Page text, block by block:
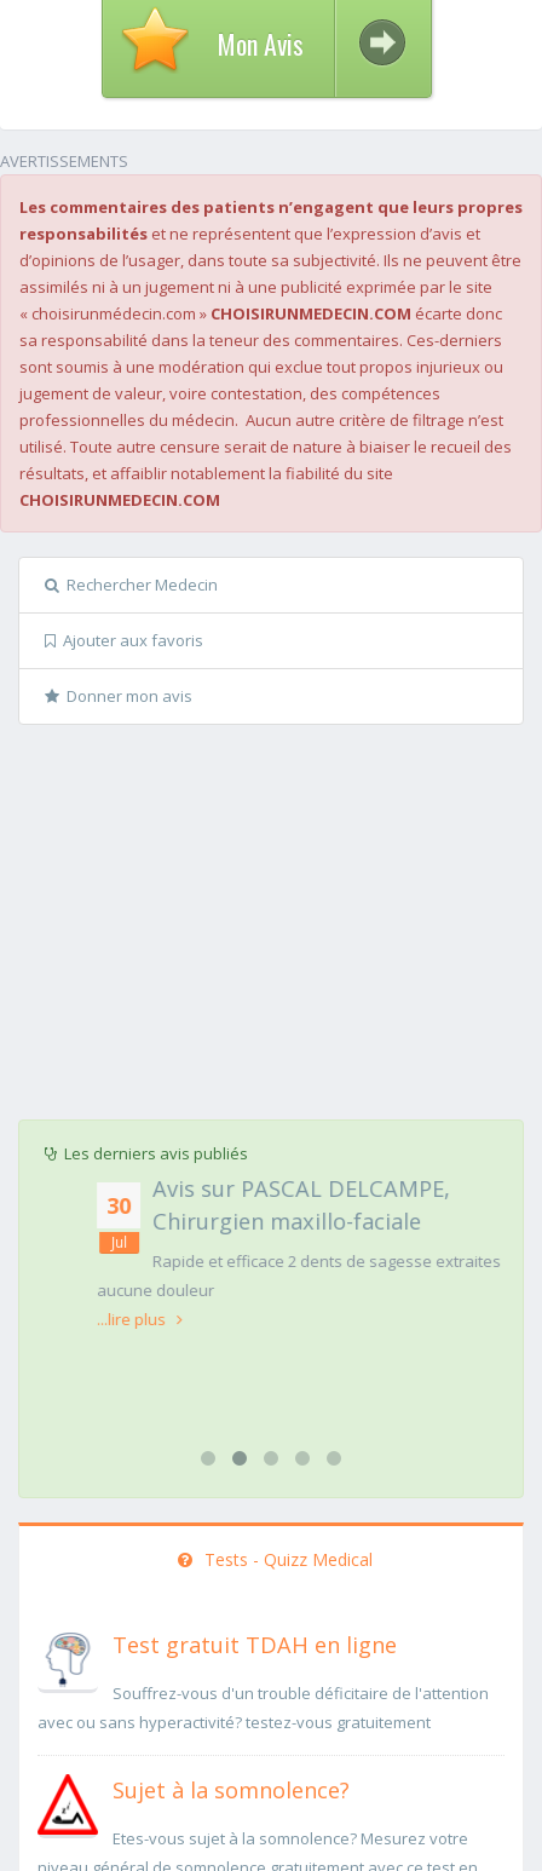
Mon Avis
AVERTISSEMENTS
Les commentaires des patients n’engagent que leurs propres
responsabilités et ne représentent que l’expression d’avis et
d’opinions de l’usager, dans toute sa subjectivité. Ils ne peuvent être
assimilés ni à un jugement ni à une publicité exprimée par le site
« choisirunmédecin.com » CHOISIRUNMEDECIN.COM écarte donc
sa responsabilité dans la teneur des commentaires. Ces-derniers
sont soumis à une modération qui exclue tout propos injurieux ou
jugement de valeur, voire contestation, des compétences
professionnelles du médecin. Aucun autre critère de filtrage n’est
utilisé. Toute autre censure serait de nature à biaiser le recueil des
résultats, et affaiblir notablement la fiabilité du site
CHOISIRUNMEDECIN.COM
Rechercher Medecin
Ajouter aux favoris
Donner mon avis
Les derniers avis publiés
Avis sur PASCAL DELCAMPE,
Chirurgien maxillo-faciale
Rapide et efficace 2 dents de sagesse extraites
aucune douleur
...lire plus
Tests - Quizz Medical
Test gratuit TDAH en ligne
Souffrez-vous d'un trouble déficitaire de l'attention
avec ou sans hyperactivité? testez-vous gratuitement
Sujet à la somnolence?
Etes-vous sujet à la somnolence? Mesurez votre